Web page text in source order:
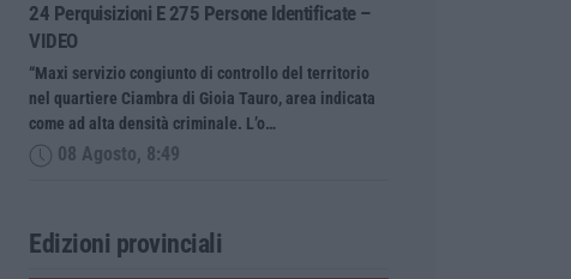
24 Perquisizioni E 275 Persone Identificate –
VIDEO
“Maxi servizio congiunto di controllo del territorio
nel quartiere Ciambra di Gioia Tauro, area indicata
come ad alta densità criminale. L’o…
08 Agosto, 8:49
Edizioni provinciali